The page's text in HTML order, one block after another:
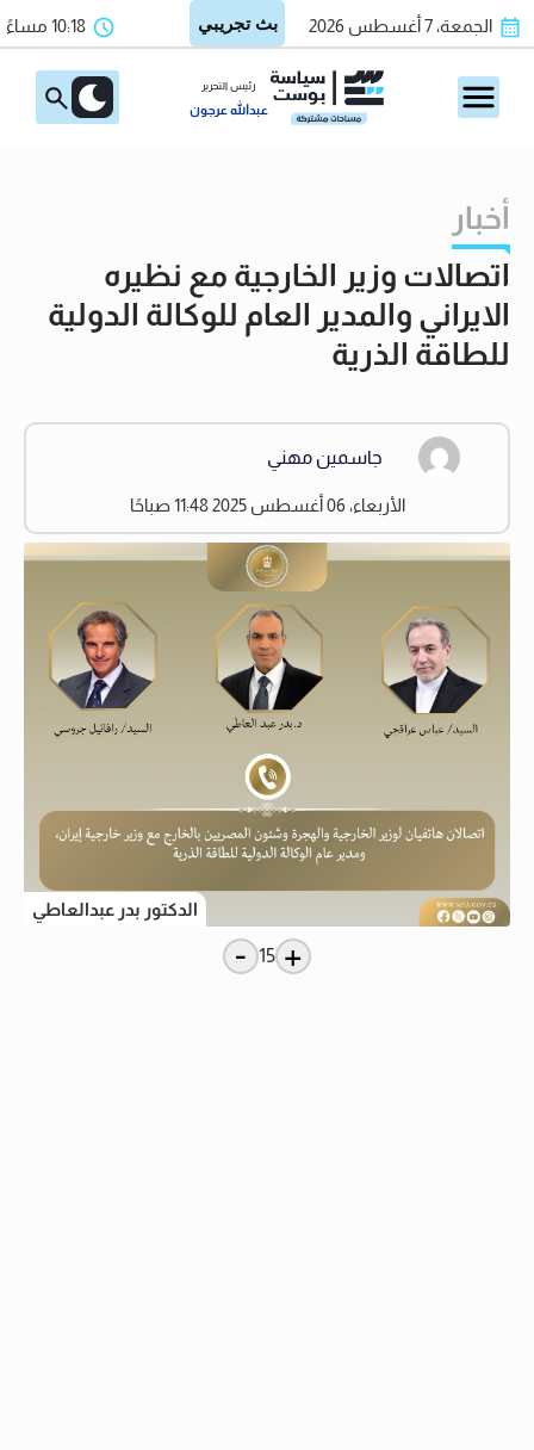
الجمعة، 7 أغسطس 2026 10:18 مساءً
رئيس التحرير
عبدالله عرجون
أخبار
اتصالات وزير الخارجية مع نظيره
الايراني والمدير العام للوكالة الدولية
للطاقة الذرية
جاسمين مهني
الأربعاء، 06 أغسطس 2025 11:48 صباحًا
الدكتور بدر عبدالعاطي
+
15
-